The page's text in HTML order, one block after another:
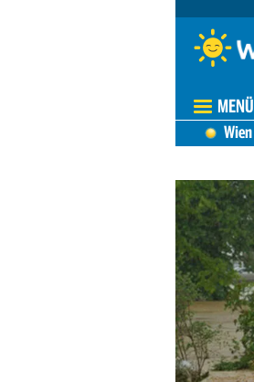
MENÜ
Wien